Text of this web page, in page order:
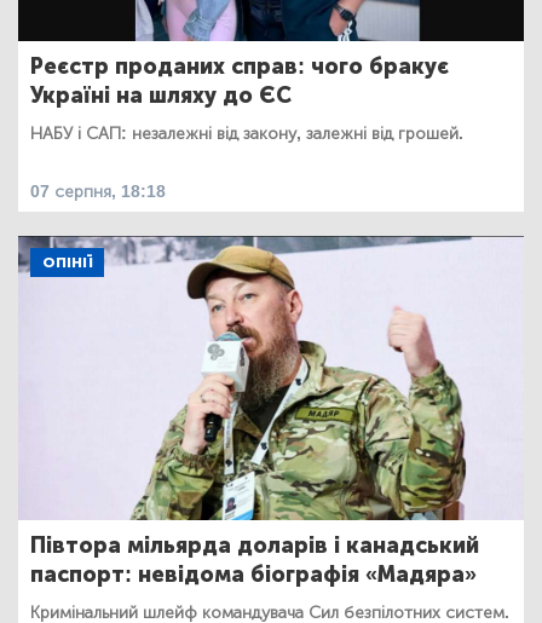
Реєстр проданих справ: чого бракує
Україні на шляху до ЄС
НАБУ і САП: незалежні від закону, залежні від грошей.
07 серпня, 18:18
ОПІНІЇ
Півтора мільярда доларів і канадський
паспорт: невідома біографія «Мадяра»
Кримінальний шлейф командувача Сил безпілотних систем.